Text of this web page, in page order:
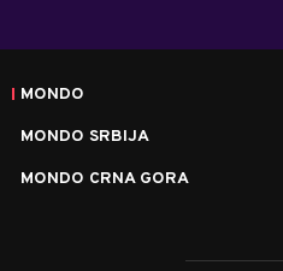
MONDO
MONDO SRBIJA
MONDO CRNA GORA